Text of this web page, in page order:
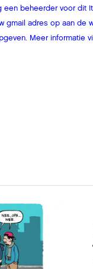
een beheerder voor dit
gmail adres op aan de
Meer informatie